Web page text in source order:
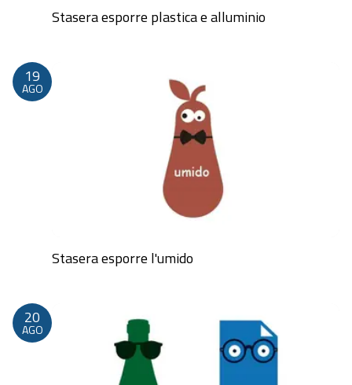
Stasera esporre plastica e alluminio
Dalle 20:00 alle 23:59
19
AGO
Stasera esporre l'umido
Dalle 20:00 alle 23:59
20
AGO